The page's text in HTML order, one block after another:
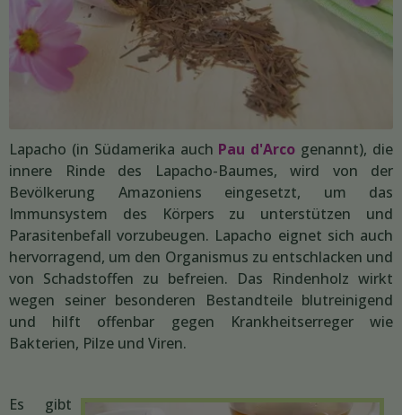
Lapacho (in Südamerika auch Pau d'Arco genannt), die
innere Rinde des Lapacho-Baumes, wird von der
Bevölkerung Amazoniens eingesetzt, um das
Immunsystem des Körpers zu unterstützen und
Parasitenbefall vorzubeugen. Lapacho eignet sich auch
hervorragend, um den Organismus zu entschlacken und
von Schadstoffen zu befreien. Das Rindenholz wirkt
wegen seiner besonderen Bestandteile blutreinigend
und hilft offenbar gegen Krankheitserreger wie
Bakterien, Pilze und Viren.
Es gibt